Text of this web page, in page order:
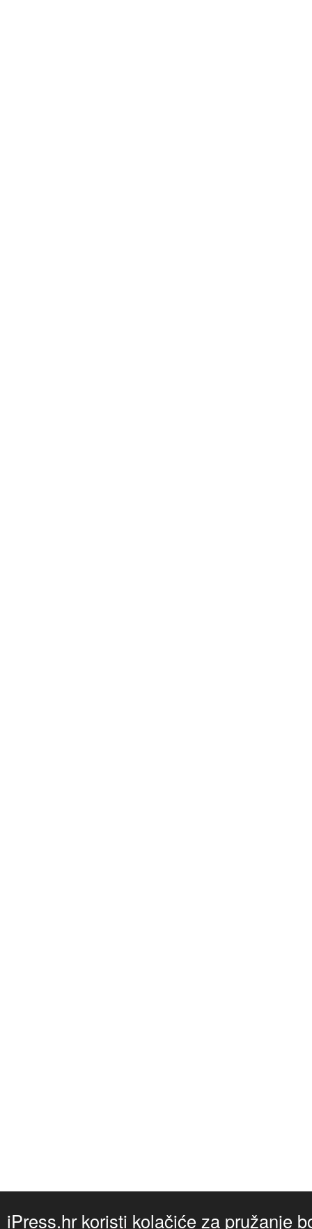
iPress.hr koristi kolačiće za pružanje